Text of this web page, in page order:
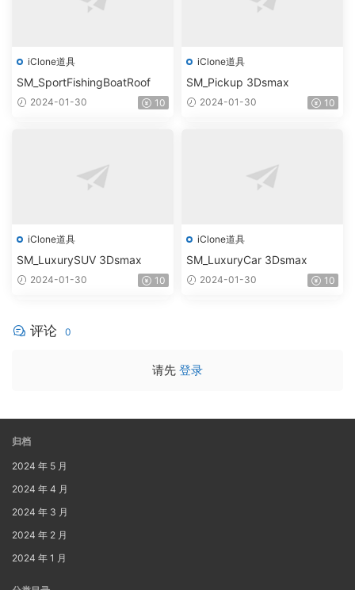
iClone道具
SM_SportFishingBoatRoof
2024-01-30 10
iClone道具
SM_Pickup 3Dsmax
2024-01-30 10
iClone道具
SM_LuxurySUV 3Dsmax
2024-01-30 10
iClone道具
SM_LuxuryCar 3Dsmax
2024-01-30 10
评论 0
请先 登录
归档
2024 年 5 月
2024 年 4 月
2024 年 3 月
2024 年 2 月
2024 年 1 月